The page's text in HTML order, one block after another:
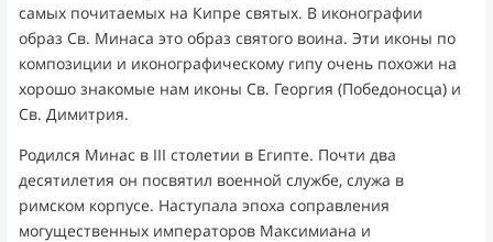
самых почитаемых на Кипре святых. В иконографии
образ Св. Минаса это образ святого воина. Эти иконы по
композиции и иконографическому гипу очень похожи на
хорошо знакомые нам иконы Св. Георгия (Победоносца) и
Св. Димитрия.
Родился Минас в III столетии в Египте. Почти два
десятилетия он посвятил военной службе, служа в
римском корпусе. Наступала эпоха соправления
могущественных императоров Максимиана и